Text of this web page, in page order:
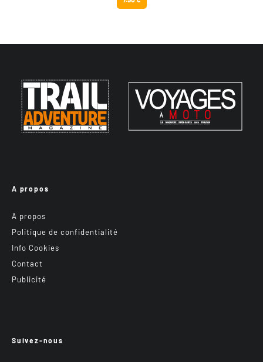
A propos
A propos
Politique de confidentialité
Info Cookies
Contact
Publicité
Suivez-nous